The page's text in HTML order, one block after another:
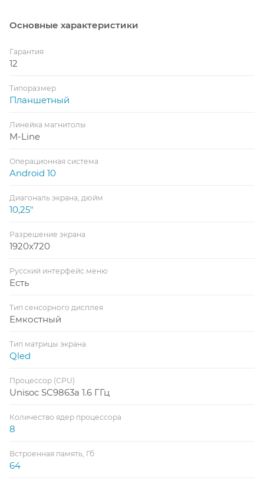
Основные характеристики
Гарантия
12
Типоразмер
Планшетный
Линейка магнитолы
M-Line
Операционная система
Android 10
Диагональ экрана, дюйм
10,25"
Разрешение экрана
1920x720
Русский интерфейс меню
Есть
Тип сенсорного дисплея
Емкостный
Тип матрицы экрана
Qled
Процессор (CPU)
Unisoc SC9863a 1.6 ГГц
Количество ядер процессора
8
Встроенная память, Гб
64